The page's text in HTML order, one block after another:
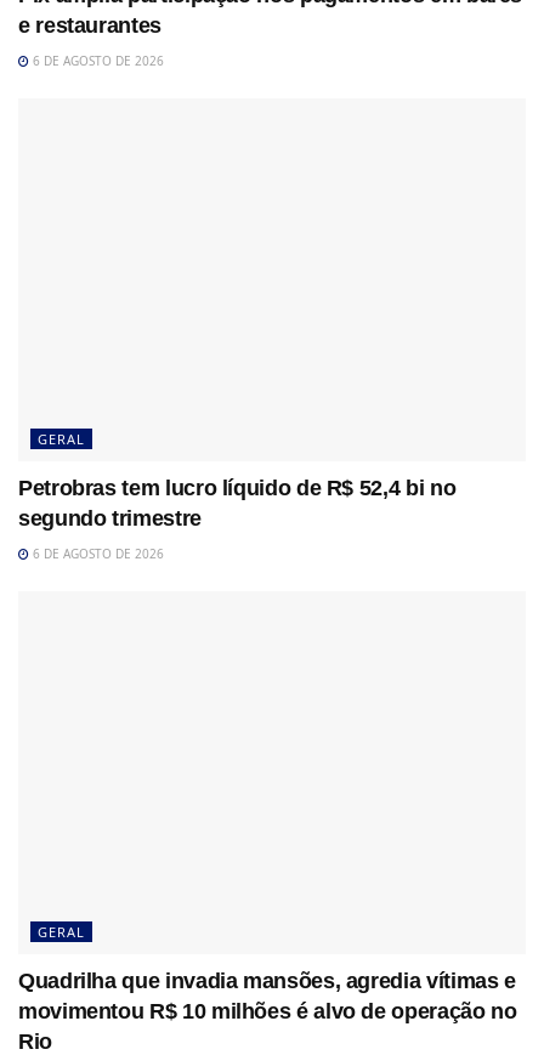
e restaurantes
6 DE AGOSTO DE 2026
GERAL
Petrobras tem lucro líquido de R$ 52,4 bi no
segundo trimestre
6 DE AGOSTO DE 2026
GERAL
Quadrilha que invadia mansões, agredia vítimas e
movimentou R$ 10 milhões é alvo de operação no
Rio